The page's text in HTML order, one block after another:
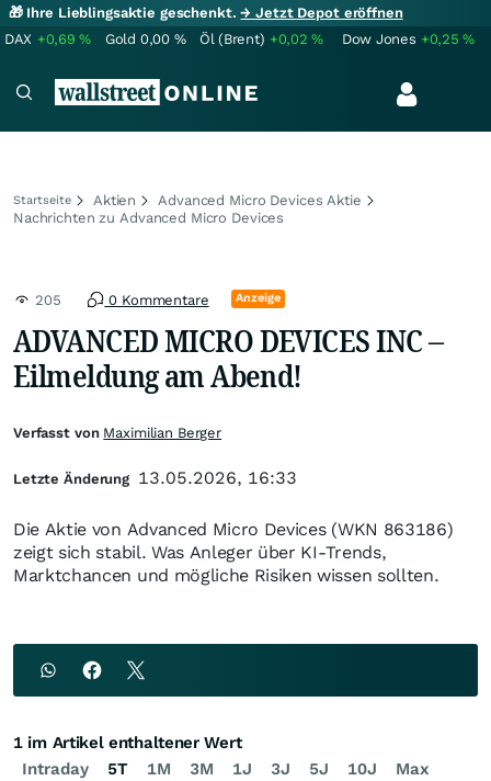
🎁 Ihre Lieblingsaktie geschenkt.→ Jetzt Depot eröffnen
DAX +0,69% Gold 0,00 % Öl (Brent) +0,02% Dow Jones +0,25%
Startseite Aktien
Advanced Micro Devices Aktie
Nachrichten zu Advanced Micro Devices
205 0 Kommentare Anzeige
ADVANCED MICRO DEVICES INC –
Eilmeldung am Abend!
Die Aktie von Advanced Micro Devices (WKN 863186)
zeigt sich stabil. Was Anleger über KI-Trends,
Marktchancen und mögliche Risiken wissen sollten.
Verfasst von Maximilian Berger
Letzte Änderung 13.05.2026, 16:33
Intraday 5T 1M 3M 1J 3J 5J 10J Max
1 im Artikel enthaltener Wert